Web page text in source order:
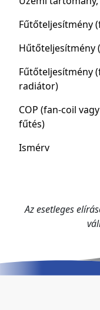
Fűtőteljesítmény
Hűtőteljesítmény
Fűtőteljesítmény
radiátor)
COP (fan-coil
fűtés)
Ismérv
Az esetleges